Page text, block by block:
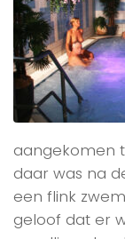
aangekomen
daar was na
een flink
geloof dat er